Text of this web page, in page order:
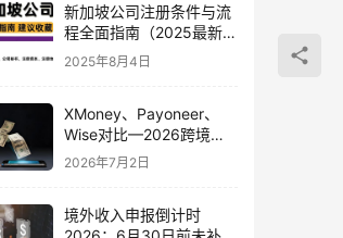
新加坡公司注册条件与流
程全面指南（2025最新
版）
2025年8月4日
XMoney、Payoneer、
Wise对比—2026跨境收
款平台怎么选?
2026年7月2日
境外收入申报倒计时